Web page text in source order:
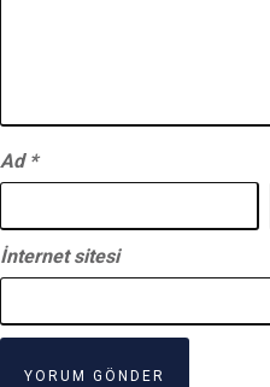
Ad *
İnternet sitesi